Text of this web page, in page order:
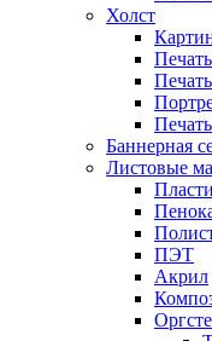
Холст
Баннерная
Листовые
ПЭТ
Акрил